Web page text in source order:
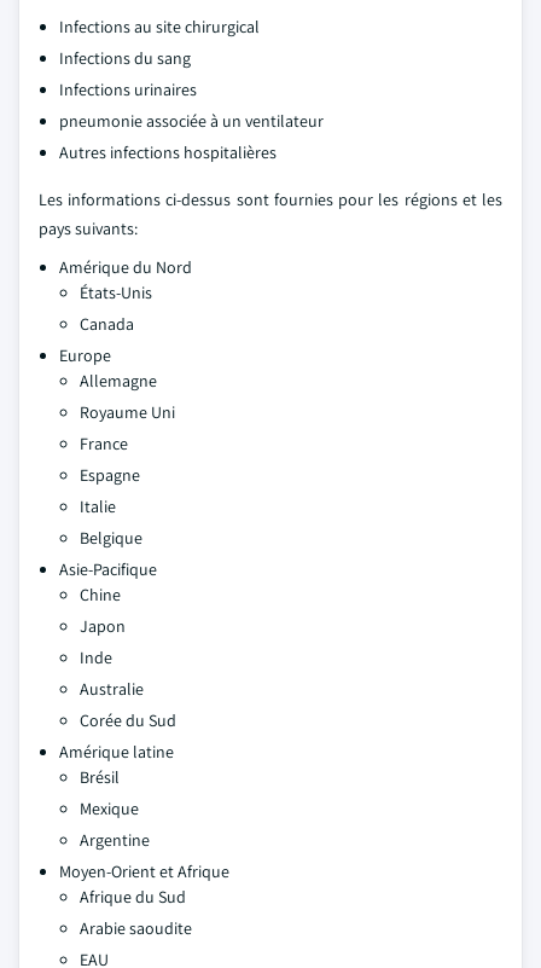
Infections au site chirurgical
Infections du sang
Infections urinaires
pneumonie associée à un ventilateur
Autres infections hospitalières
Les informations ci-dessus sont fournies pour les régions et les
pays suivants:
Amérique du Nord
États-Unis
Canada
Europe
Allemagne
Royaume Uni
France
Espagne
Italie
Belgique
Asie-Pacifique
Chine
Japon
Inde
Australie
Corée du Sud
Amérique latine
Brésil
Mexique
Argentine
Moyen-Orient et Afrique
Afrique du Sud
Arabie saoudite
EAU